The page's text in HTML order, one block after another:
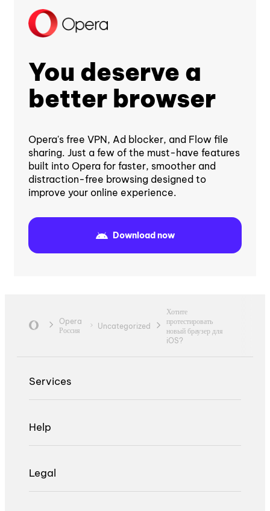
You deserve a
better browser
Opera's free VPN, Ad blocker, and Flow file
sharing. Just a few of the must-have features
built into Opera for faster, smoother and
distraction-free browsing designed to
improve your online experience.
Download now
Opera
Россия
Uncategorized
Хотите
протестировать
новый браузер для
iOS?
Services
Help
Legal